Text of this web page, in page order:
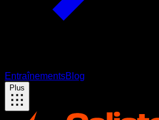
EntraînementsBlog
Plus